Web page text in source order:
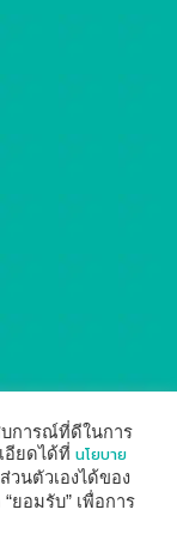
การณ์ที่ดีในการ
อียดได้ที่ นโยบาย
วนตัวเองได้ของ
ยอมรับ” เพื่อการ